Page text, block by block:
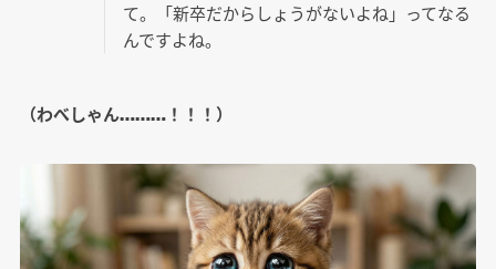
て。「新卒だからしょうがないよね」ってなる
んですよね。
（わべしゃん………！！！）